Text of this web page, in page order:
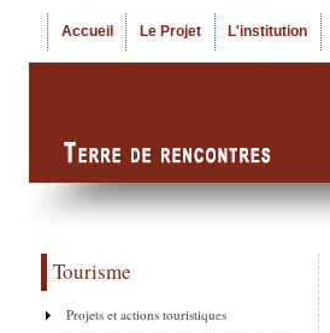
Menu principal
Accueil Le Projet L'institution
Tourisme
Projets et actions touristiques